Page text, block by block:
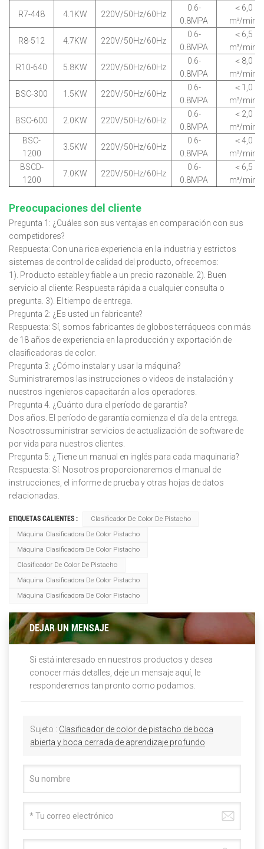
R7-448 4.1KW 220V/50Hz/60Hz
0.6-
0.8MPA
＜6,0
m³/min
R8-512 4.7KW 220V/50Hz/60Hz
0.6-
0.8MPA
＜6,5
m³/min
R10-640 5.8KW 220V/50Hz/60Hz
0.6-
0.8MPA
＜8,0
m³/min
BSC-300 1.5KW 220V/50Hz/60Hz
0.6-
0.8MPA
＜1,0
m³/min
BSC-600 2.0KW 220V/50Hz/60Hz
0.6-
0.8MPA
＜2,0
m³/min
BSC-
1200
3.5KW 220V/50Hz/60Hz
0.6-
0.8MPA
＜4,0
m³/min
BSCD-
1200
7.0KW 220V/50Hz/60Hz
0.6-
0.8MPA
＜6,5
m³/min
Preocupaciones del cliente
Pregunta 1: ¿Cuáles son sus ventajas en comparación con sus
competidores?
Respuesta: Con una rica experiencia en la industria y estrictos
sistemas de control de calidad del producto, ofrecemos:
1). Producto estable y fiable a un precio razonable. 2). Buen
servicio al cliente: Respuesta rápida a cualquier consulta o
pregunta. 3). El tiempo de entrega.
Pregunta 2: ¿Es usted un fabricante?
Respuesta: Sí, somos fabricantes de globos terráqueos con más
de 18 años de experiencia en la producción y exportación de
clasificadoras de color.
Pregunta 3: ¿Cómo instalar y usar la máquina?
Suministraremos las instrucciones o videos de instalación y
nuestros ingenieros capacitarán a los operadores.
Pregunta 4. ¿Cuánto dura el período de garantía?
Dos años. El período de garantía comienza el día de la entrega.
Nosotrossuministrar servicios de actualización de software de
por vida para nuestros clientes.
Pregunta 5: ¿Tiene un manual en inglés para cada maquinaria?
Respuesta: Sí. Nosotros proporcionaremos el manual de
instrucciones, el informe de prueba y otras hojas de datos
relacionadas.
ETIQUETAS CALIENTES :
Clasificador De Color De Pistacho
Máquina Clasificadora De Color Pistacho
Máquina Clasificadora De Color Pistacho
Clasificador De Color De Pistacho
Máquina Clasificadora De Color Pistacho
Máquina Clasificadora De Color Pistacho
DEJAR UN MENSAJE
Si está interesado en nuestros productos y desea
conocer más detalles, deje un mensaje aquí, le
responderemos tan pronto como podamos.
Sujeto : Clasificador de color de pistacho de boca
abierta y boca cerrada de aprendizaje profundo